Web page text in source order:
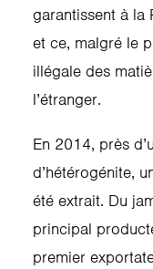
garantissent à la
et ce, malgré le
illégale des
l’étranger.
En 2014, près
d’hétérogénite,
été extrait. Du
principal
premier